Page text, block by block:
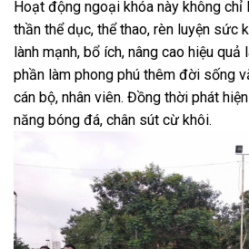
Hoạt động ngoại khóa này không chỉ
thần thể dục, thể thao, rèn luyện sức
lành mạnh, bổ ích, nâng cao hiệu
phần làm phong phú thêm đời sống
cán bộ, nhân viên. Đồng thời phát
năng bóng đá, chân sút cừ khôi.